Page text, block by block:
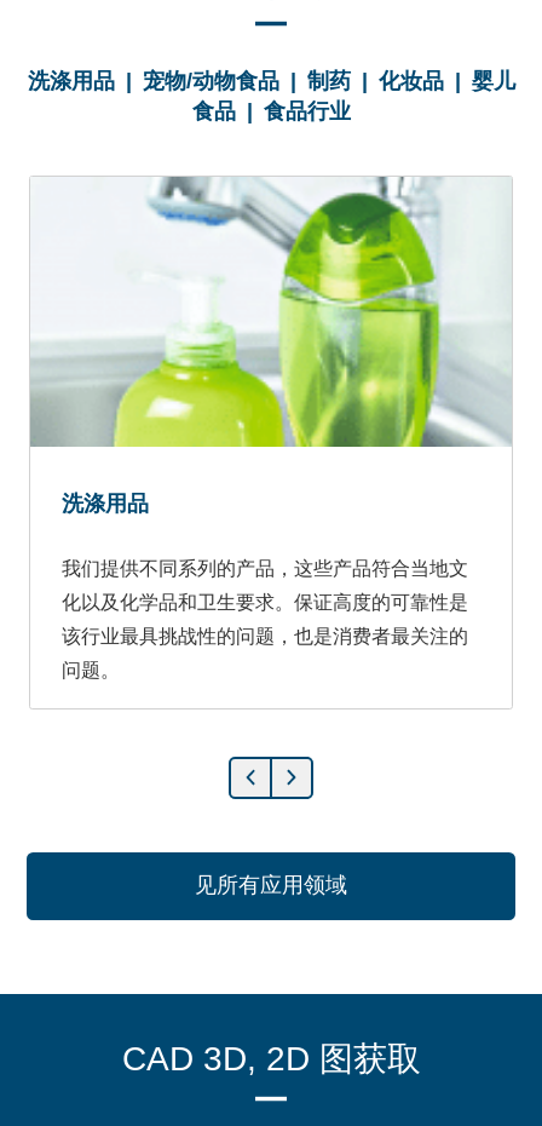
洗涤用品 | 宠物/动物食品 | 制药 | 化妆品 | 婴儿
食品 | 食品行业
洗涤用品
我们提供不同系列的产品，这些产品符合当地文
化以及化学品和卫生要求。保证高度的可靠性是
该行业最具挑战性的问题，也是消费者最关注的
问题。
见所有应用领域
CAD 3D, 2D 图获取